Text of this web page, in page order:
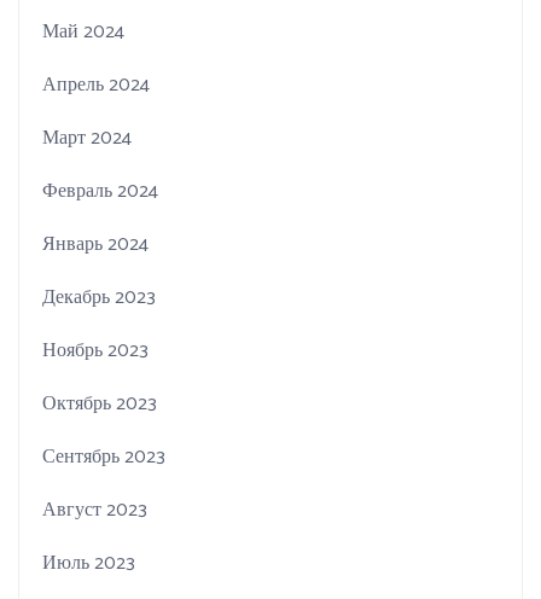
Май 2024
Апрель 2024
Март 2024
Февраль 2024
Январь 2024
Декабрь 2023
Ноябрь 2023
Октябрь 2023
Сентябрь 2023
Август 2023
Июль 2023